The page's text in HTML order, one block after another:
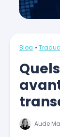
Blog »
Aude